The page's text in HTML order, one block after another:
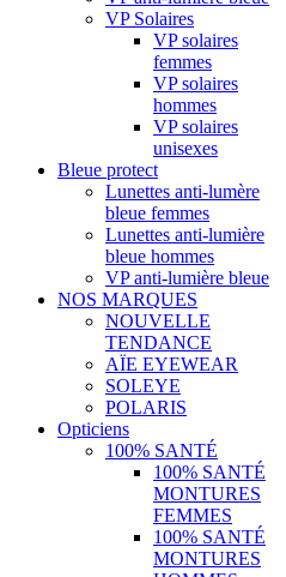
VP Solaires
VP solaires
femmes
VP solaires
hommes
VP solaires
unisexes
Bleue protect
Lunettes anti-lumère
bleue femmes
Lunettes anti-lumière
bleue hommes
VP anti-lumière bleue
NOS MARQUES
NOUVELLE
TENDANCE
AÏE EYEWEAR
SOLEYE
POLARIS
Opticiens
100% SANTÉ
100% SANTÉ
MONTURES
FEMMES
100% SANTÉ
MONTURES